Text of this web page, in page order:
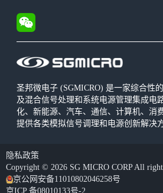
圣邦微电子 (SGMICRO) 是一家综合性
及混合信号处理和系统电源管理集成电
化、新能源、汽车、通信、计算机、消
提供各类模拟信号调理和电源创新解决方
隐私政策
Copyright © 2026 SG MICRO CORP All
京公网安备11010802046258号
京ICP 备08010133号-2